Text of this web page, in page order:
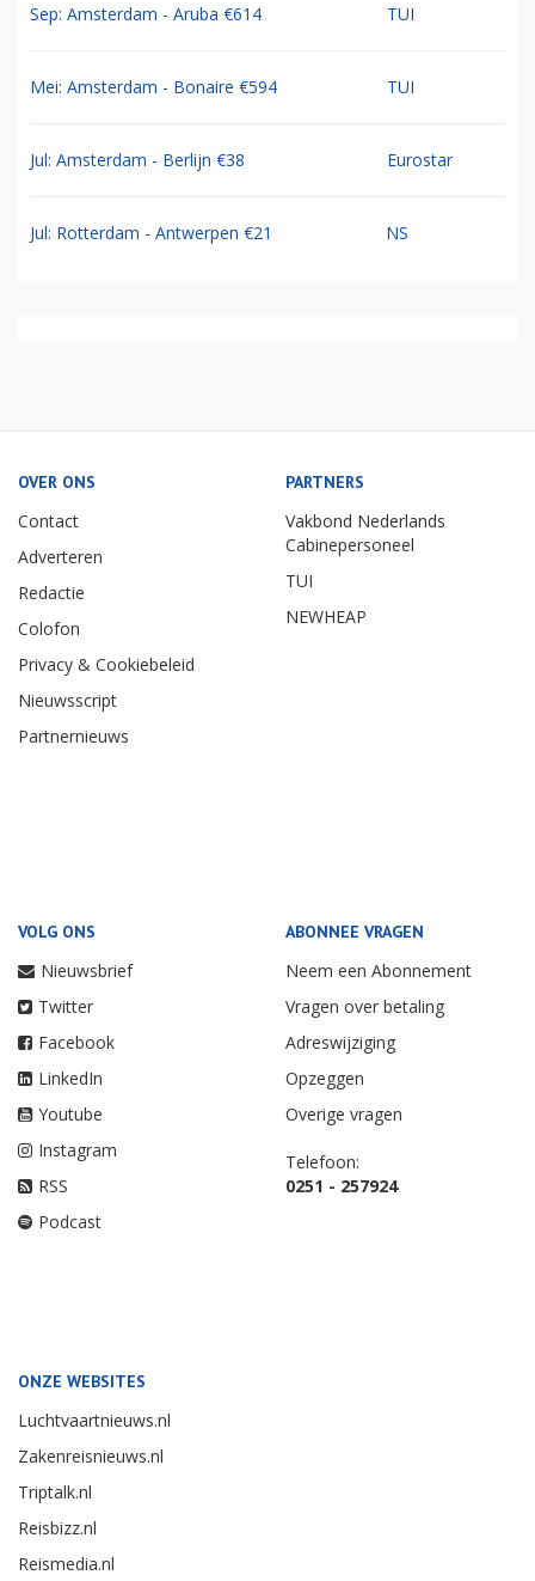
Sep: Amsterdam - Aruba €614 TUI
Mei: Amsterdam - Bonaire €594 TUI
Jul: Amsterdam - Berlijn €38 Eurostar
Jul: Rotterdam - Antwerpen €21 NS
OVER ONS
Contact
Adverteren
Redactie
Colofon
Privacy & Cookiebeleid
Nieuwsscript
Partnernieuws
PARTNERS
Vakbond Nederlands
Cabinepersoneel
TUI
NEWHEAP
VOLG ONS
Nieuwsbrief
Twitter
Facebook
LinkedIn
Youtube
Instagram
RSS
Podcast
ABONNEE VRAGEN
Neem een Abonnement
Vragen over betaling
Adreswijziging
Opzeggen
Overige vragen
Telefoon:
0251 - 257924
ONZE WEBSITES
Luchtvaartnieuws.nl
Zakenreisnieuws.nl
Triptalk.nl
Reisbizz.nl
Reismedia.nl